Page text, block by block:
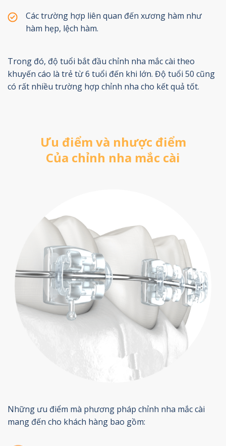
Các trường hợp liên quan đến xương hàm như
hàm hẹp, lệch hàm.
Trong đó, độ tuổi bắt đầu chỉnh nha mắc cài theo
khuyến cáo là trẻ từ 6 tuổi đến khi lớn. Độ tuổi 50 cũng
có rất nhiều trường hợp chỉnh nha cho kết quả tốt.
Ưu điểm và nhược điểm
Của chỉnh nha mắc cài
Những ưu điểm mà phương pháp chỉnh nha mắc cài
mang đến cho khách hàng bao gồm: